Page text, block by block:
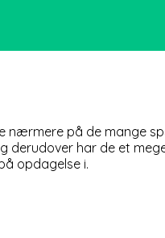
på de mange
har de et
opdagelse i.